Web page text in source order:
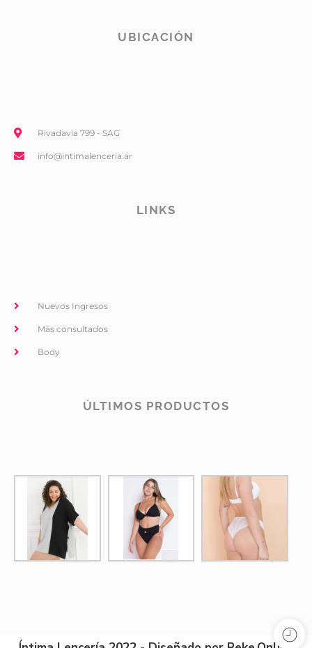
UBICACIÓN
Rivadavia 799 - SAG
info@intimalenceria.ar
LINKS
Nuevos Ingresos
Más consultados
Body
ÚLTIMOS PRODUCTOS